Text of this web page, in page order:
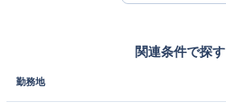
関連条件で探す
勤務地